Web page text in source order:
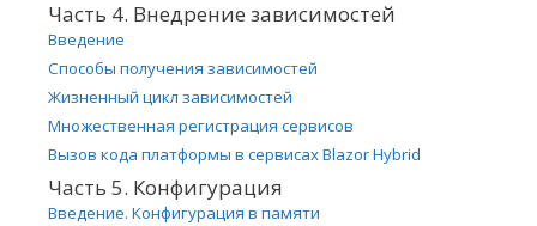
Часть 4. Внедрение зависимостей
Введение
Способы получения зависимостей
Жизненный цикл зависимостей
Множественная регистрация сервисов
Вызов кода платформы в сервисах Blazor Hybrid
Часть 5. Конфигурация
Введение. Конфигурация в памяти